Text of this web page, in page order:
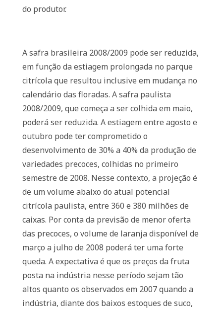
do produtor.
A safra brasileira 2008/2009 pode ser reduzida,
em função da estiagem prolongada no parque
citrícola que resultou inclusive em mudança no
calendário das floradas. A safra paulista
2008/2009, que começa a ser colhida em maio,
poderá ser reduzida. A estiagem entre agosto e
outubro pode ter comprometido o
desenvolvimento de 30% a 40% da produção de
variedades precoces, colhidas no primeiro
semestre de 2008. Nesse contexto, a projeção é
de um volume abaixo do atual potencial
citrícola paulista, entre 360 e 380 milhões de
caixas. Por conta da previsão de menor oferta
das precoces, o volume de laranja disponível de
março a julho de 2008 poderá ter uma forte
queda. A expectativa é que os preços da fruta
posta na indústria nesse período sejam tão
altos quanto os observados em 2007 quando a
indústria, diante dos baixos estoques de suco,